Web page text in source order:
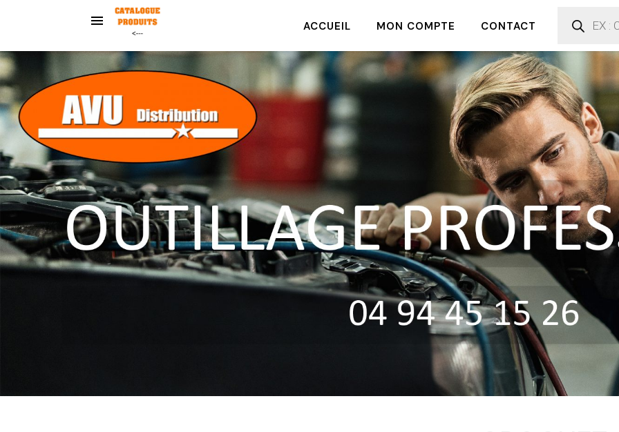
ACCUEIL MON COMPTE CONTACT